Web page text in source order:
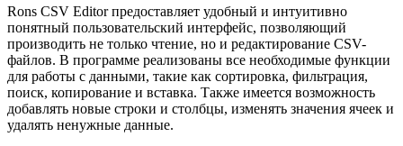
Rons CSV Editor предоставляет удобный и интуитивно
понятный пользовательский интерфейс, позволяющий
производить не только чтение, но и редактирование CSV-
файлов. В программе реализованы все необходимые функции
для работы с данными, такие как сортировка, фильтрация,
поиск, копирование и вставка. Также имеется возможность
добавлять новые строки и столбцы, изменять значения ячеек и
удалять ненужные данные.